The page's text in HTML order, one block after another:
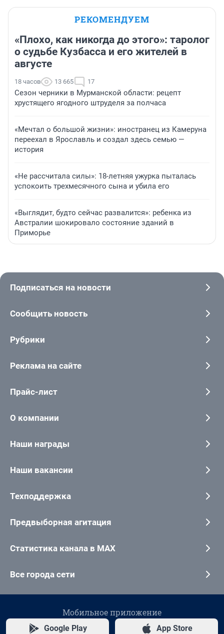
РЕКОМЕНДУЕМ
«Плохо, как никогда до этого»: таролог
о судьбе Кузбасса и его жителей в
августе
18 часов 13 665 17
Сезон черники в Мурманской области: рецепт
хрустящего ягодного штруделя за полчаса
«Мечтал о большой жизни»: иностранец из Камеруна
переехал в Ярославль и создал здесь семью —
история
«Не рассчитала силы»: 18-летняя ужурка пыталась
успокоить трехмесячного сына и убила его
«Выглядит, будто сейчас развалится»: ребенка из
Австралии шокировало состояние зданий в
Приморье
Подписаться на новости
Сообщить новость
Рубрики
Реклама на сайте
Прайс-лист
О компании
Наши награды
Наши вакансии
Техподдержка
Предвыборная агитация
Статистика канала в MAX
Все города сети
Мобильное приложение
Google Play App Store